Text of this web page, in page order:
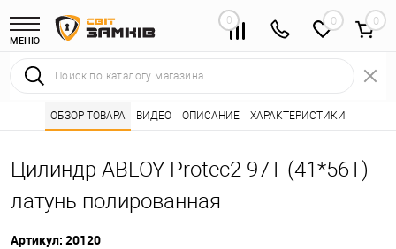
МЕНЮ
0 0
Интернет магазин замков Каталог товаров ⭐ • Сердцевины
Цилиндр ABLOY Protec2 97T (41*56T)
латунь полированная
Артикул: 20120
ОБЗОР ТОВАРА ВИДЕО ОПИСАНИЕ ХАРАКТЕРИСТИКИ